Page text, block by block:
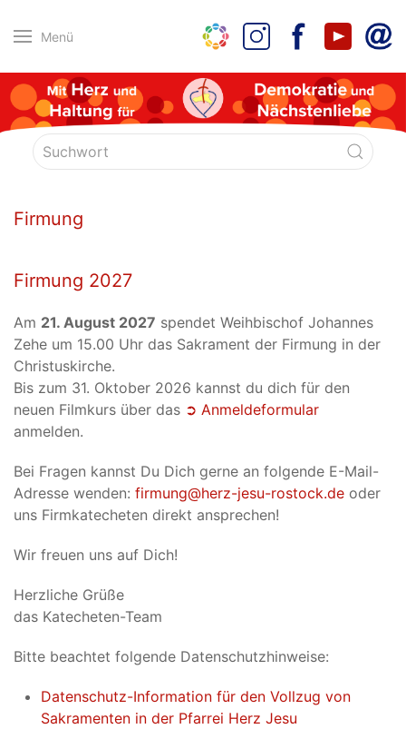
Menü
Firmung
Firmung 2027
Am 21. August 2027 spendet Weihbischof Johannes
Zehe um 15.00 Uhr das Sakrament der Firmung in der
Christuskirche.
Bis zum 31. Oktober 2026 kannst du dich für den
neuen Filmkurs über das ➲ Anmeldeformular
anmelden.
Bei Fragen kannst Du Dich gerne an folgende E-Mail-
Adresse wenden: firmung@herz-jesu-rostock.de oder
uns Firmkatecheten direkt ansprechen!
Wir freuen uns auf Dich!
Herzliche Grüße
das Katecheten-Team
Bitte beachtet folgende Datenschutzhinweise:
Datenschutz-Information für den Vollzug von
Sakramenten in der Pfarrei Herz Jesu